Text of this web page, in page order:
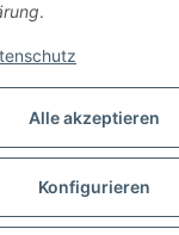
Alle akzeptieren
Konfigurieren
.
Vertrag widerrufen